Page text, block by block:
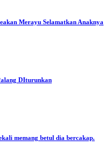
Merayu Selamatkan Anaknya
DIturunkan
memang betul dia bercakap.